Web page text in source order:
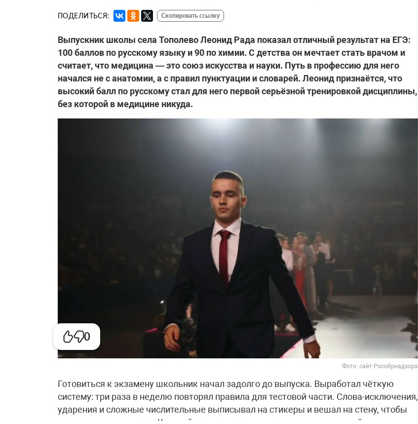
0
ПОДЕЛИТЬСЯ: Скопировать ссылку
Выпускник школы села Тополево Леонид Рада показал отличный результат на ЕГЭ:
100 баллов по русскому языку и 90 по химии. С детства он мечтает стать врачом и
считает, что медицина — это союз искусства и науки. Путь в профессию для него
начался не с анатомии, а с правил пунктуации и словарей. Леонид признаётся, что
высокий балл по русскому стал для него первой серьёзной тренировкой дисциплины,
без которой в медицине никуда.
Фото: сайт Рособрнадзора
Готовиться к экзамену школьник начал задолго до выпуска. Выработал чёткую
систему: три раза в неделю повторял правила для тестовой части. Слова-исключения,
ударения и сложные числительные выписывал на стикеры и вешал на стену, чтобы